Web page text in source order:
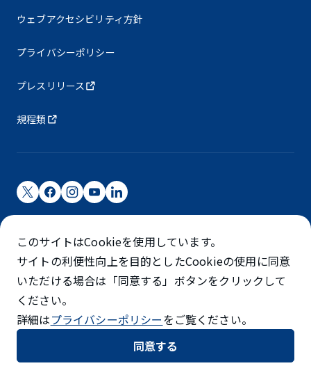
ウェブアクセシビリティ方針
プライバシーポリシー
プレスリリース
規程類
成田国際空港株式会社
成田国際空港は成田国際空港㈱（NAA）が運営しています
©NARITA INTERNATIONAL AIRPORT CORPORATION
SKYTRAX
5スターエアポート
このサイトはCookieを使用しています。
サイトの利便性向上を目的としたCookieの使用に同意
いただける場合は「同意する」ボタンをクリックして
ください。
詳細はプライバシーポリシーをご覧ください。
同意する